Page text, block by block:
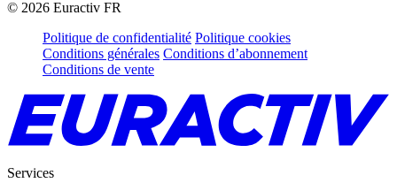
© 2026 Euractiv FR
Politique de confidentialité Politique cookies
Conditions générales Conditions d’abonnement
Conditions de vente
Services